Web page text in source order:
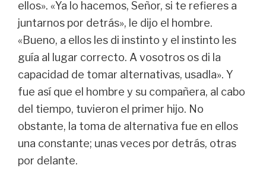
ellos». «Ya lo hacemos, Señor, si te refieres a
juntarnos por detrás», le dijo el hombre.
«Bueno, a ellos les di instinto y el instinto les
guía al lugar correcto. A vosotros os di la
capacidad de tomar alternativas, usadla». Y
fue así que el hombre y su compañera, al cabo
del tiempo, tuvieron el primer hijo. No
obstante, la toma de alternativa fue en ellos
una constante; unas veces por detrás, otras
por delante.